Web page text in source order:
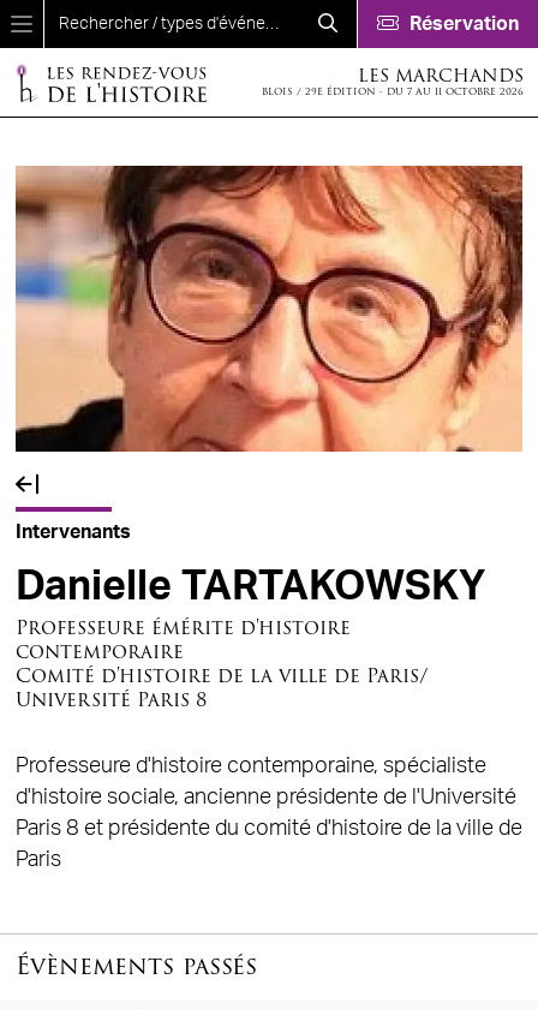
Aller au contenu principal
Réservation
LES MARCHANDS
BLOIS / 29E ÉDITION - DU 7 AU 11 OCTOBRE 2026
Fil d'Ariane
Intervenants
Danielle TARTAKOWSKY
Professeure émérite d'histoire
contemporaire
Comité d'histoire de la ville de Paris/
Université Paris 8
Professeure d'histoire contemporaine, spécialiste
d'histoire sociale, ancienne présidente de l'Université
Paris 8 et présidente du comité d'histoire de la ville de
Paris
Évènements passés